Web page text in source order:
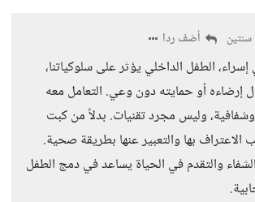
سنتين أضف ردا
إسراء، الطفل الداخلي يؤثر على سلوكياتنا،
إرضاءه أو حمايته دون وعي. التعامل معه
وليس مجرد تقنيات. بدلاً من كبت
الاعتراف بها والتعبير عنها بطريقة صحية.
والتقدم في الحياة يساعد في دمج الطفل